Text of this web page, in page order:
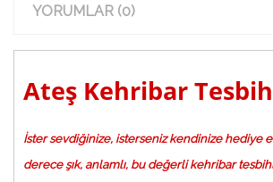
YORUMLAR (0)
Ateş Kehribar Tesbih
İster sevdiğinize, isterseniz kendinize hediye
derece şık, anlamlı, bu değerli kehribar